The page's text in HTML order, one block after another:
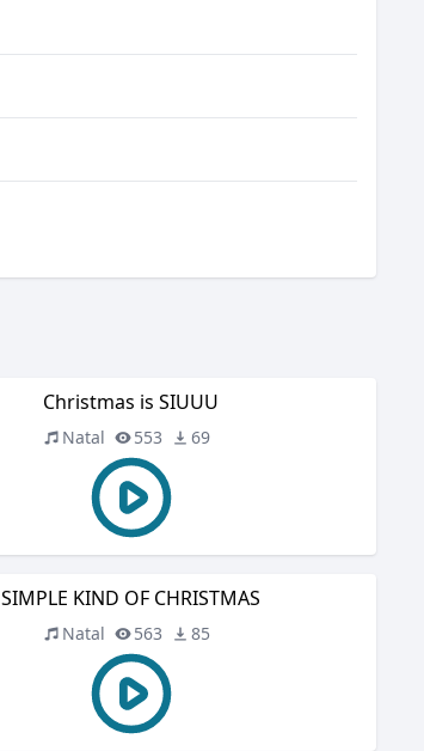
Christmas is SIUUU
Natal 553 69
SIMPLE KIND OF CHRISTMAS
Natal 563 85